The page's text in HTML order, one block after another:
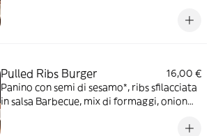
Barbecue, servito con patate* Fries e salsa
Pulled Ribs Burger
16,00 €
Panino con semi di sesamo*, ribs sfilacciata
in salsa Barbecue, mix di formaggi, onion
iceberg, servito con patate* Fries e salsa